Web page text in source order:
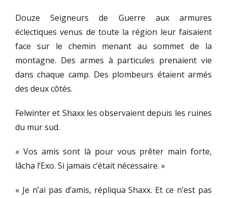
Douze Seigneurs de Guerre aux armures
éclectiques venus de toute la région leur faisaient
face sur le chemin menant au sommet de la
montagne. Des armes à particules prenaient vie
dans chaque camp. Des plombeurs étaient armés
des deux côtés.
Felwinter et Shaxx les observaient depuis les ruines
du mur sud.
« Vos amis sont là pour vous prêter main forte,
lâcha l’Exo. Si jamais c’était nécessaire. »
« Je n’ai pas d’amis, répliqua Shaxx. Et ce n’est pas